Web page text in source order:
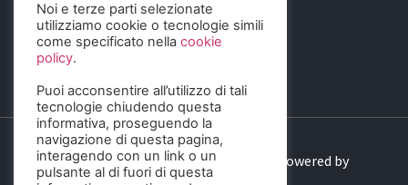
SCIENZA E SALUTE
STORIA E CULTURA
© 2023 Birra Informa. All Rights Reserved. Powered by
Noi e terze parti selezionate
utilizziamo cookie o tecnologie simili
come specificato nella cookie
policy.
Puoi acconsentire all’utilizzo di tali
tecnologie chiudendo questa
informativa, proseguendo la
navigazione di questa pagina,
interagendo con un link o un
pulsante al di fuori di questa